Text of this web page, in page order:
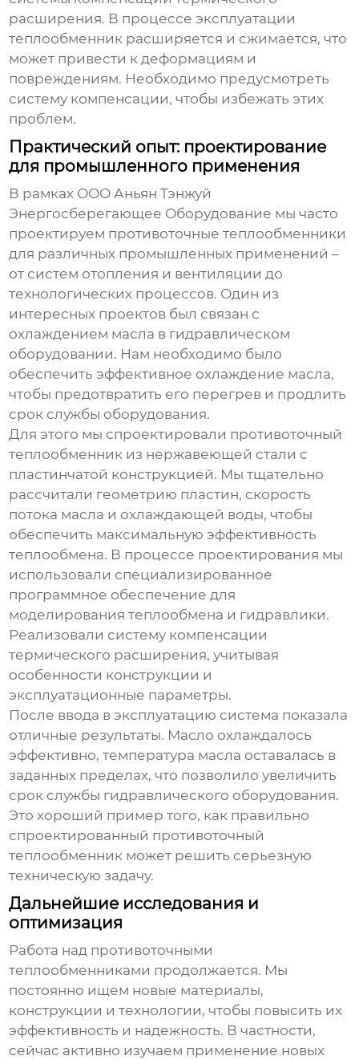
расширения. В процессе эксплуатации
теплообменник расширяется и сжимается, что
может привести к деформациям и
повреждениям. Необходимо предусмотреть
систему компенсации, чтобы избежать этих
проблем.
Практический опыт: проектирование
для промышленного применения
В рамках ООО Аньян Тэнжуй
Энергосберегающее Оборудование мы часто
проектируем противоточные теплообменники
для различных промышленных применений –
от систем отопления и вентиляции до
технологических процессов. Один из
интересных проектов был связан с
охлаждением масла в гидравлическом
оборудовании. Нам необходимо было
обеспечить эффективное охлаждение масла,
чтобы предотвратить его перегрев и продлить
срок службы оборудования.
Для этого мы спроектировали противоточный
теплообменник из нержавеющей стали с
пластинчатой конструкцией. Мы тщательно
рассчитали геометрию пластин, скорость
потока масла и охлаждающей воды, чтобы
обеспечить максимальную эффективность
теплообмена. В процессе проектирования мы
использовали специализированное
программное обеспечение для
моделирования теплообмена и гидравлики.
Реализовали систему компенсации
термического расширения, учитывая
особенности конструкции и
эксплуатационные параметры.
После ввода в эксплуатацию система показала
отличные результаты. Масло охлаждалось
эффективно, температура масла оставалась в
заданных пределах, что позволило увеличить
срок службы гидравлического оборудования.
Это хороший пример того, как правильно
спроектированный противоточный
теплообменник может решить серьезную
техническую задачу.
Дальнейшие исследования и
оптимизация
Работа над противоточными
теплообменниками продолжается. Мы
постоянно ищем новые материалы,
конструкции и технологии, чтобы повысить их
эффективность и надежность. В частности,
сейчас активно изучаем применение новых